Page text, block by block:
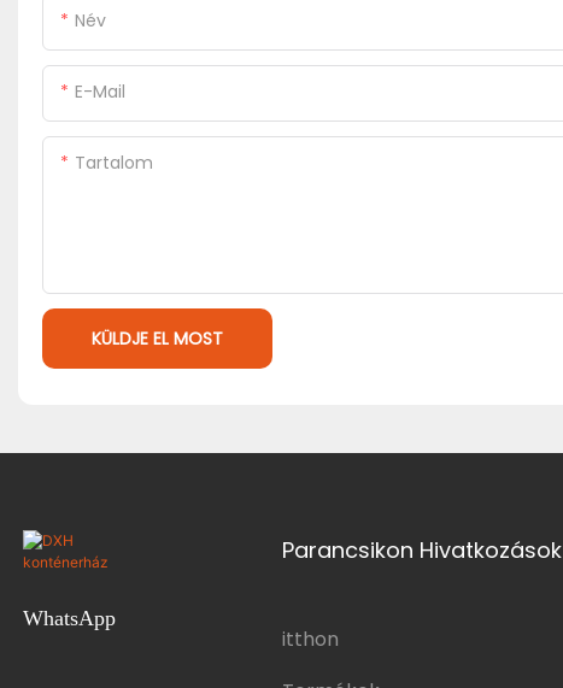
Név
E-Mail
Tartalom
KÜLDJE EL MOST
WhatsApp
Parancsikon Hivatkozások
itthon